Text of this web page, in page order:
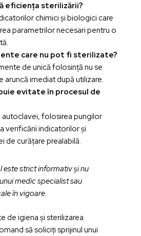
eficiența sterilizării?
chimici și biologici care
parametrilor necesari pentru o
care nu pot fi sterilizate?
de unică folosință nu se
aruncă imediat după utilizare.
evitate în procesul de
autoclavei, folosirea pungilor
verificării indicatorilor și
de curățare prealabilă.
este strict informativ și nu
medic specialist sau
în vigoare.
de igiena și sterilizarea
să soliciți sprijinul unui